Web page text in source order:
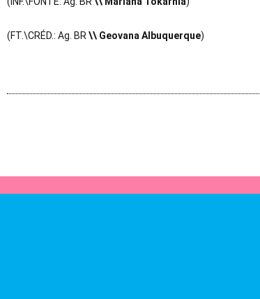
(FT.\CRÉD.: Ag. BR \\ Geovana Albuquerque)